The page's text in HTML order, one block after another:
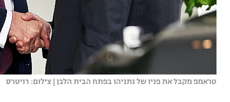
טראמפ מקבל את פניו של נתניהו בפתח הבית הלבן | צילום: רויטרס